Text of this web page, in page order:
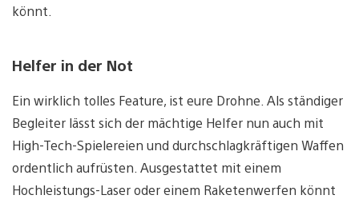
könnt.
Helfer in der Not
Ein wirklich tolles Feature, ist eure Drohne. Als ständiger
Begleiter lässt sich der mächtige Helfer nun auch mit
High-Tech-Spielereien und durchschlagkräftigen Waffen
ordentlich aufrüsten. Ausgestattet mit einem
Hochleistungs-Laser oder einem Raketenwerfen könnt